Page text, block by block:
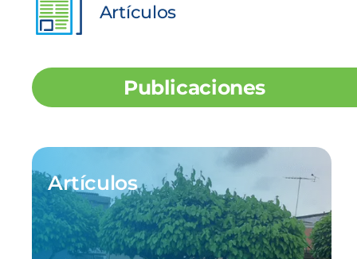
Participación social
SARLAFT/FPADM
Nuestras sedes
Sala de prensa
Artículos
Publicaciones
Artículos